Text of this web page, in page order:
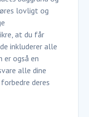
lovligt og
at du får
inkluderer alle
også en
alle dine
deres